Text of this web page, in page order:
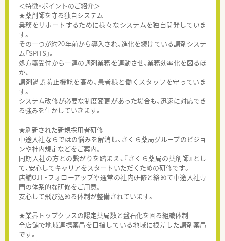
＜特徴・ポイントのご紹介＞
★薬剤師を守る独自システム
業務をサポートするために様々なシステムを独自開発していま
す。
その一つが約20年前から導入され、進化を続けている調剤システ
ム「SPITS」。
処方箋受付から一連の調剤業務を連動させ、業務効率化を図るほ
か、
調剤過誤防止機能を高め、患者様と働くスタッフを守っていま
す。
システム改修が必要な制度変更があった場合も、迅速に対応でき
る強みを生かしていきます。
★刷新された新規採用者研修
中途入社ならではの悩みを解消し、さくら薬局グループのビジョ
ンや社内規定などをご案内。
同期入社の方との繋がりを踏まえ、『さくら薬局の薬剤師』とし
て、安心してキャリアをスタートいただくための研修です。
店舗OJT・フォローアップや通常の社内研修と絡めて中途入社専
門の体系的な研修をご用意。
安心して飛び込める体制が整備されています。
★業界トップクラスの認定薬局数と盤石化を図る組織体制
全店舗で地域連携薬局を目指している地域に根差した調剤薬局
です。